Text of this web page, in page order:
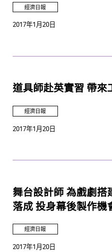
經濟日報
2017年1月20日
道具師赴英實習 帶來
經濟日報
2017年1月20日
舞台設計師 為戲劇搭
落成 投身幕後製作機
經濟日報
2017年1月20日